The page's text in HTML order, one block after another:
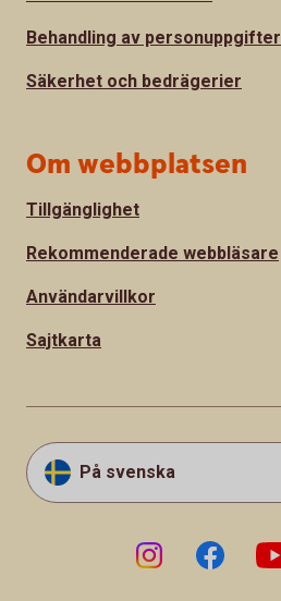
Behandling av personuppgifter
Säkerhet och bedrägerier
Om webbplatsen
Tillgänglighet
Rekommenderade webbläsare
Användarvillkor
Sajtkarta
På svenska